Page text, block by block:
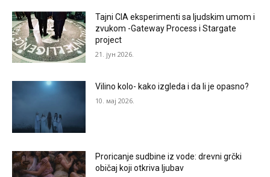
Tajni CIA eksperimenti sa ljudskim umom i
zvukom -Gateway Process i Stargate
project
21. јун 2026.
Vilino kolo- kako izgleda i da li je opasno?
10. мај 2026.
Proricanje sudbine iz vode: drevni grčki
običaj koji otkriva ljubav